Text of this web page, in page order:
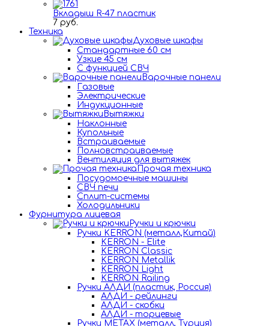
Вкладыш R-47 пластик
7 руб.
Техника
Духовые шкафы
Стандартные 60 см
Узкие 45 см
С функцией СВЧ
Варочные панели
Газовые
Электрические
Индукционные
Вытяжки
Наклонные
Купольные
Встраиваемые
Полновстраиваемые
Вентиляция для вытяжек
Прочая техника
Посудомоечные машины
СВЧ печи
Сплит-системы
Холодильники
Фурнитура лицевая
Ручки и крючки
Ручки KERRON (металл,Китай)
KERRON - Elite
KERRON Classic
KERRON Metallik
KERRON Light
KERRON Railing
Ручки АЛДИ (пластик, Россия)
АЛДИ - рейлинги
АЛДИ - скобки
АЛДИ - торцевые
Ручки METAX (металл, Турция)